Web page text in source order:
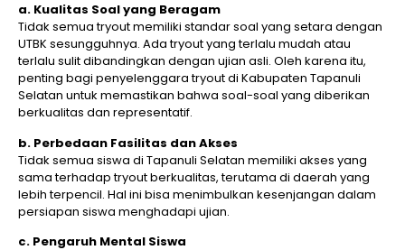
a. Kualitas Soal yang Beragam
Tidak semua tryout memiliki standar soal yang setara dengan
UTBK sesungguhnya. Ada tryout yang terlalu mudah atau
terlalu sulit dibandingkan dengan ujian asli. Oleh karena itu,
penting bagi penyelenggara tryout di Kabupaten Tapanuli
Selatan untuk memastikan bahwa soal-soal yang diberikan
berkualitas dan representatif.
b. Perbedaan Fasilitas dan Akses
Tidak semua siswa di Tapanuli Selatan memiliki akses yang
sama terhadap tryout berkualitas, terutama di daerah yang
lebih terpencil. Hal ini bisa menimbulkan kesenjangan dalam
persiapan siswa menghadapi ujian.
c. Pengaruh Mental Siswa